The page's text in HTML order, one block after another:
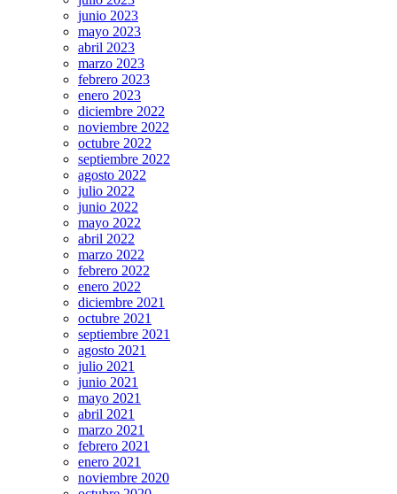
junio 2023
mayo 2023
abril 2023
marzo 2023
febrero 2023
enero 2023
diciembre 2022
noviembre 2022
octubre 2022
septiembre 2022
agosto 2022
julio 2022
junio 2022
mayo 2022
abril 2022
marzo 2022
febrero 2022
enero 2022
diciembre 2021
octubre 2021
septiembre 2021
agosto 2021
julio 2021
junio 2021
mayo 2021
abril 2021
marzo 2021
febrero 2021
enero 2021
noviembre 2020